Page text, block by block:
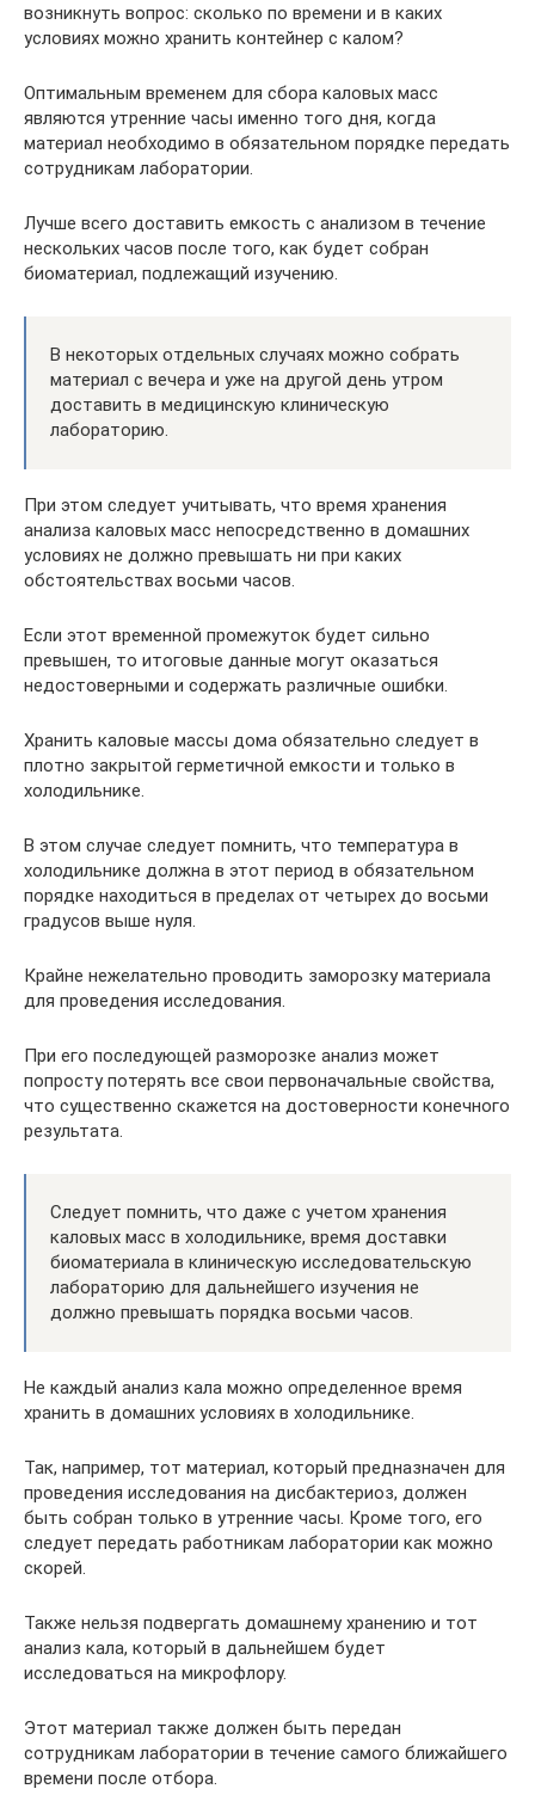
возникнуть вопрос: сколько по времени и в каких
условиях можно хранить контейнер с калом?
Оптимальным временем для сбора каловых масс
являются утренние часы именно того дня, когда
материал необходимо в обязательном порядке передать
сотрудникам лаборатории.
Лучше всего доставить емкость с анализом в течение
нескольких часов после того, как будет собран
биоматериал, подлежащий изучению.
В некоторых отдельных случаях можно собрать
материал с вечера и уже на другой день утром
доставить в медицинскую клиническую
лабораторию.
При этом следует учитывать, что время хранения
анализа каловых масс непосредственно в домашних
условиях не должно превышать ни при каких
обстоятельствах восьми часов.
Если этот временной промежуток будет сильно
превышен, то итоговые данные могут оказаться
недостоверными и содержать различные ошибки.
Хранить каловые массы дома обязательно следует в
плотно закрытой герметичной емкости и только в
холодильнике.
В этом случае следует помнить, что температура в
холодильнике должна в этот период в обязательном
порядке находиться в пределах от четырех до восьми
градусов выше нуля.
Крайне нежелательно проводить заморозку материала
для проведения исследования.
При его последующей разморозке анализ может
попросту потерять все свои первоначальные свойства,
что существенно скажется на достоверности конечного
результата.
Следует помнить, что даже с учетом хранения
каловых масс в холодильнике, время доставки
биоматериала в клиническую исследовательскую
лабораторию для дальнейшего изучения не
должно превышать порядка восьми часов.
Не каждый анализ кала можно определенное время
хранить в домашних условиях в холодильнике.
Так, например, тот материал, который предназначен для
проведения исследования на дисбактериоз, должен
быть собран только в утренние часы. Кроме того, его
следует передать работникам лаборатории как можно
скорей.
Также нельзя подвергать домашнему хранению и тот
анализ кала, который в дальнейшем будет
исследоваться на микрофлору.
Этот материал также должен быть передан
сотрудникам лаборатории в течение самого ближайшего
времени после отбора.